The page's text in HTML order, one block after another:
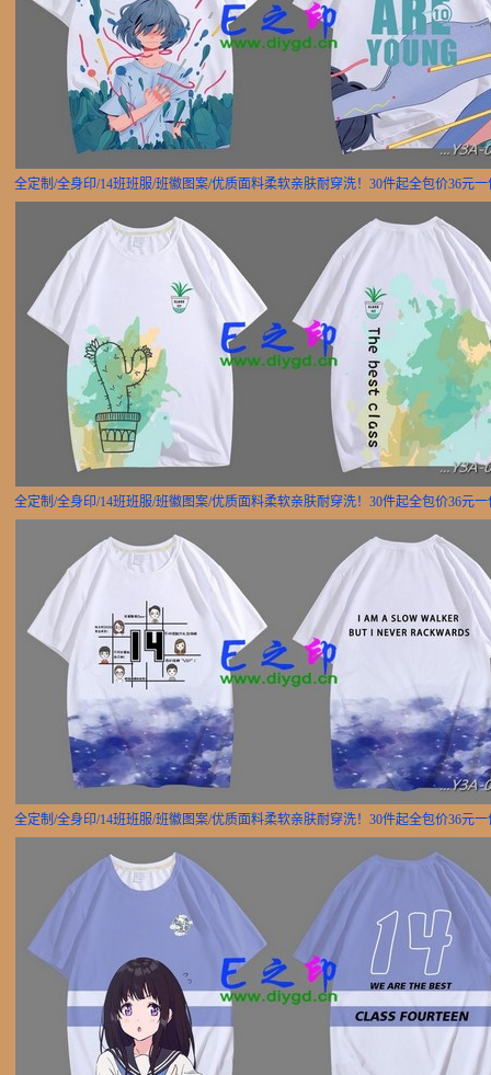
全定制/全身印/14班班服/班徽图案/优质面料柔软亲肤耐穿洗！30件起全包价36元一
全定制/全身印/14班班服/班徽图案/优质面料柔软亲肤耐穿洗！30件起全包价36元一
全定制/全身印/14班班服/班徽图案/优质面料柔软亲肤耐穿洗！30件起全包价36元一